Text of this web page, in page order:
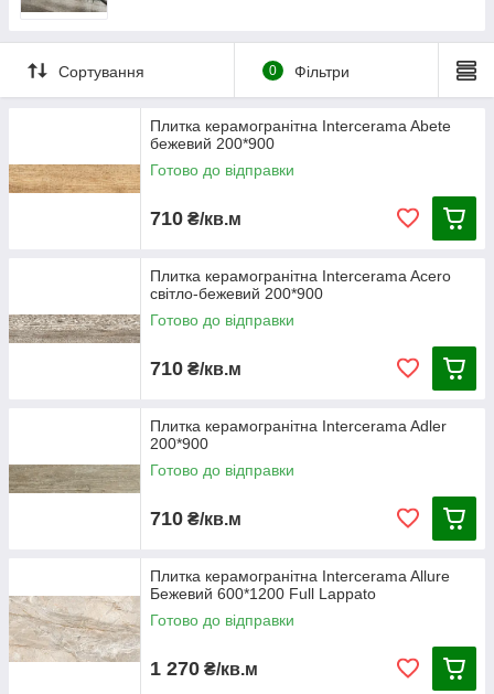
Сортування 0 Фільтри
Плитка керамогранітна Intercerama Abete
бежевий 200*900
Готово до відправки
710 ₴/кв.м
Плитка керамогранітна Intercerama Acero
світло-бежевий 200*900
Готово до відправки
710 ₴/кв.м
Плитка керамогранітна Intercerama Adler
200*900
Готово до відправки
710 ₴/кв.м
Плитка керамогранітна Intercerama Allure
Бежевий 600*1200 Full Lappato
Готово до відправки
1 270 ₴/кв.м